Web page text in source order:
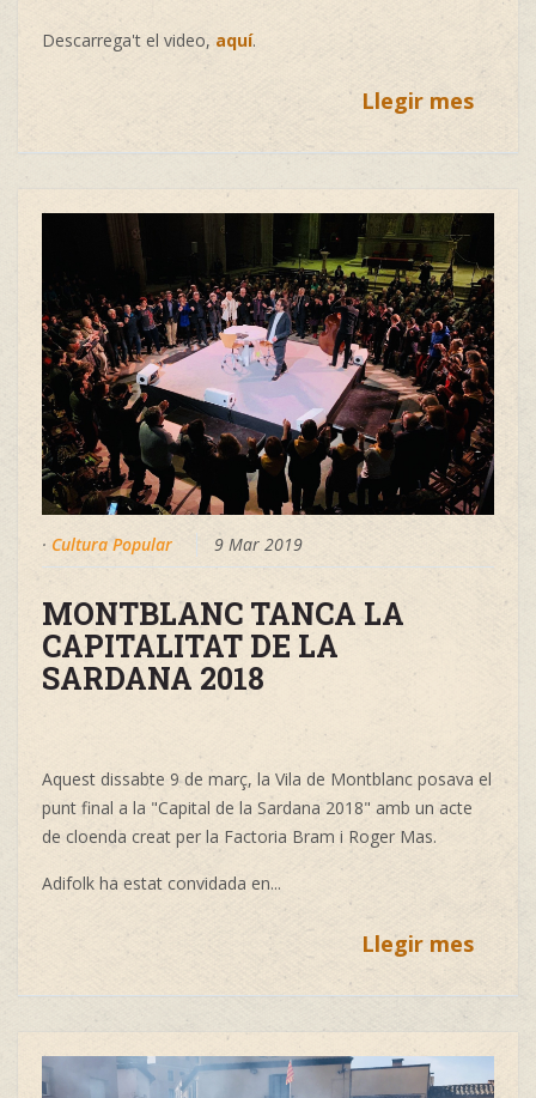
Descarrega't el video, aquí.
Llegir mes
· Cultura Popular 9 Mar 2019
MONTBLANC TANCA LA
CAPITALITAT DE LA
SARDANA 2018
Aquest dissabte 9 de març, la Vila de Montblanc posava el
punt final a la "Capital de la Sardana 2018" amb un acte
de cloenda creat per la Factoria Bram i Roger Mas.
Adifolk ha estat convidada en...
Llegir mes